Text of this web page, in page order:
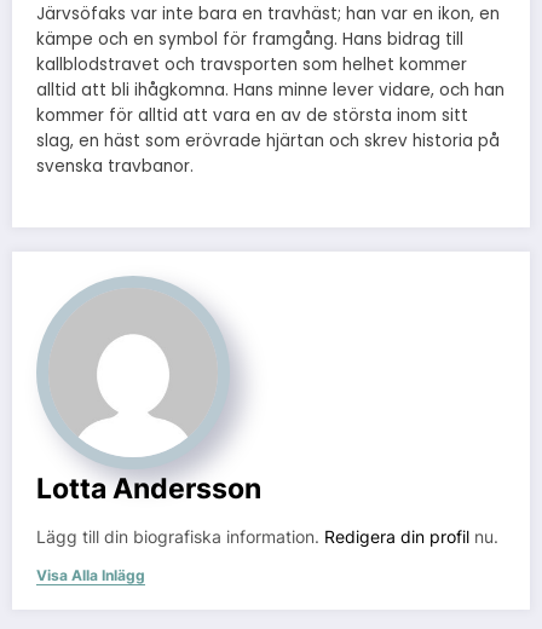
Järvsöfaks var inte bara en travhäst; han var en ikon, en
kämpe och en symbol för framgång. Hans bidrag till
kallblodstravet och travsporten som helhet kommer
alltid att bli ihågkomna. Hans minne lever vidare, och han
kommer för alltid att vara en av de största inom sitt
slag, en häst som erövrade hjärtan och skrev historia på
svenska travbanor.
Lotta Andersson
Lägg till din biografiska information. Redigera din profil nu.
Visa Alla Inlägg